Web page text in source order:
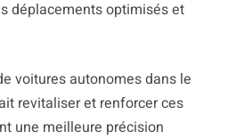
déplacements optimisés et
voitures autonomes dans le
revitaliser et renforcer ces
une meilleure précision